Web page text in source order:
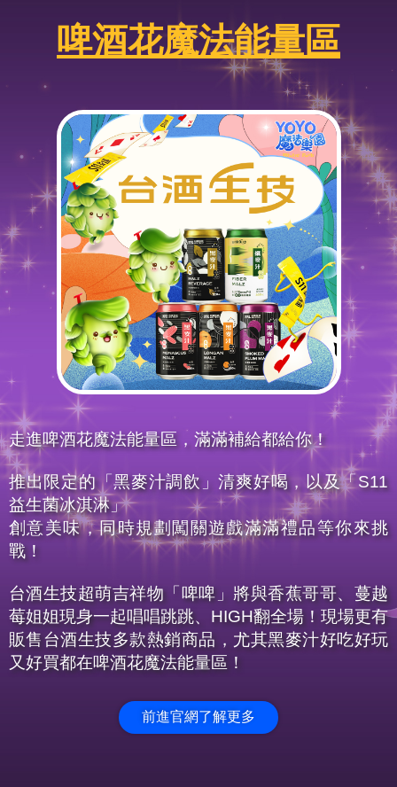
啤酒花魔法能量區
走進啤酒花魔法能量區，滿滿補給都給你！
推出限定的「黑麥汁調飲」清爽好喝，以及「S11
益生菌冰淇淋」
創意美味，同時規劃闖關遊戲滿滿禮品等你來挑
戰！
台酒生技超萌吉祥物「啤啤」將與香蕉哥哥、蔓越
莓姐姐現身一起唱唱跳跳、HIGH翻全場！現場更有
販售台酒生技多款熱銷商品，尤其黑麥汁好吃好玩
又好買都在啤酒花魔法能量區！
前進官網了解更多